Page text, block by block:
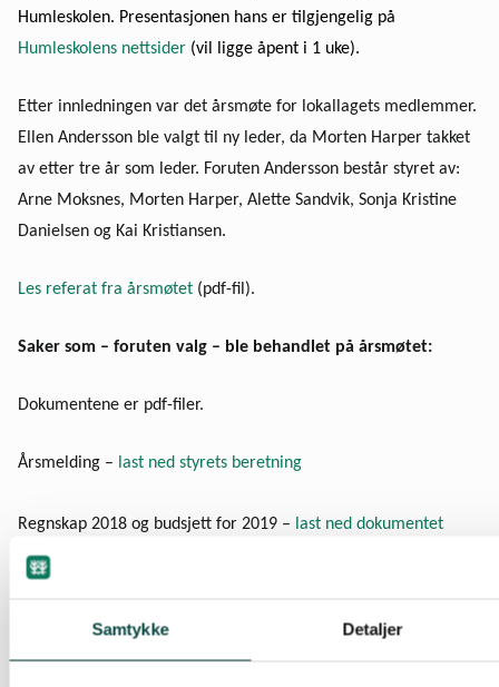
Samtykke Detaljer
Humleskolen. Presentasjonen hans er tilgjengelig på
Humleskolens nettsider (vil ligge åpent i 1 uke).
Etter innledningen var det årsmøte for lokallagets medlemmer.
Ellen Andersson ble valgt til ny leder, da Morten Harper takket
av etter tre år som leder. Foruten Andersson består styret av:
Arne Moksnes, Morten Harper, Alette Sandvik, Sonja Kristine
Danielsen og Kai Kristiansen.
Les referat fra årsmøtet (pdf-fil).
Saker som – foruten valg – ble behandlet på årsmøtet:
Dokumentene er pdf-filer.
Årsmelding – last ned styrets beretning
Regnskap 2018 og budsjett for 2019 – last ned dokumentet
Arbeidsplan –
Vedtatt uttalelse:Nei til landskapsrasering – bevar Østre